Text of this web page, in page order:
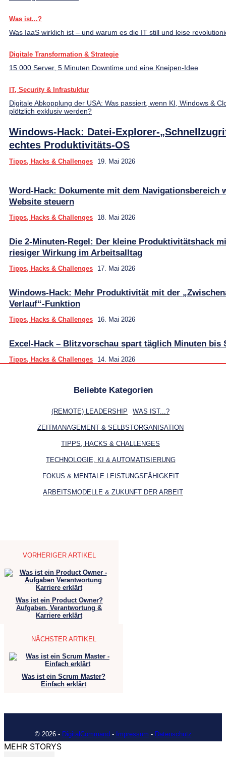
Was ist...?
Was IaaS wirklich ist – und warum es die IT still und leise
Digitale Transformation & Strategie
15.000 Server, 5 Minuten Downtime und eine Kneipen-Idee
IT, Security & Infrastuktur
Digitale Abkopplung der USA: Was passiert, wenn KI, Windows &
plötzlich exklusiv werden?
Windows-Hack: Datei-Explorer-
echtes Produktivitäts-OS
Tipps, Hacks & Challenges 19. Mai 2026
Word-Hack: Dokumente mit dem Navigationsbereich
Website steuern
Tipps, Hacks & Challenges 18. Mai 2026
Die 2-Minuten-Regel: Der kleine Produktivitätshack
riesiger Wirkung im Arbeitsalltag
Tipps, Hacks & Challenges 17. Mai 2026
Windows-Hack: Mehr Produktivität mit der
Verlauf“-Funktion
Tipps, Hacks & Challenges 16. Mai 2026
Excel-Hack – Blitzvorschau spart täglich Minuten bis
Tipps, Hacks & Challenges 14. Mai 2026
Beliebte Kategorien
(REMOTE) LEADERSHIP WAS IST...?
ZEITMANAGEMENT & SELBSTORGANISATION
TIPPS, HACKS & CHALLENGES
TECHNOLOGIE, KI & AUTOMATISIERUNG
FOKUS & MENTALE LEISTUNGSFÄHIGKEIT
ARBEITSMODELLE & ZUKUNFT DER ARBEIT
VORHERIGER ARTIKEL
Was ist ein Product Owner?
Aufgaben, Verantwortung &
Karriere erklärt
NÄCHSTER ARTIKEL
Was ist ein Scrum Master?
Einfach erklärt
© 2026 - DigitalCommand - Impressum - Datenschutz
MEHR STORYS